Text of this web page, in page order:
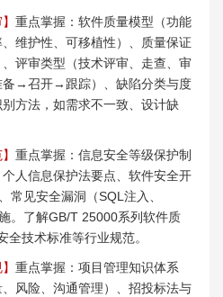
重点掌握：软件质量模型（功能
维护性、可移植性）、质量保证
评审类型（技术评审、走查、审
→召开→跟踪）、缺陷分类与度
方法，如需求不一致、设计缺
重点掌握：信息安全等级保护制
人信息保护法要点、软件安全开
常见安全漏洞（SQL注入、
。了解GB/T 25000系列软件质
技术标准等行业规范。
重点掌握：项目管理知识体系
、风险、沟通管理）、招投标法与